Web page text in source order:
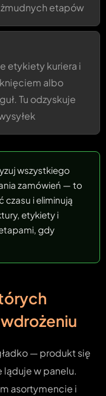
etapów
etykiety kuriera i
albo
Tu odzyskuje
wszystkiego
zamówień — to
czasu i eliminują
etykiety i
gdy
— produkt się
ląduje w panelu.
asortymencie i